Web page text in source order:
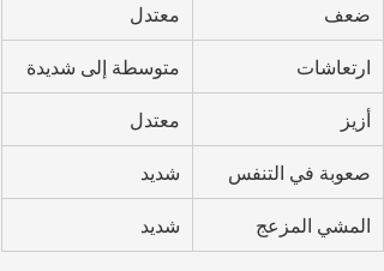
ضعف معتدل
ارتعاشات متوسطة إلى شديدة
أزيز معتدل
صعوبة في التنفس شديد
المشي المزعج شديد